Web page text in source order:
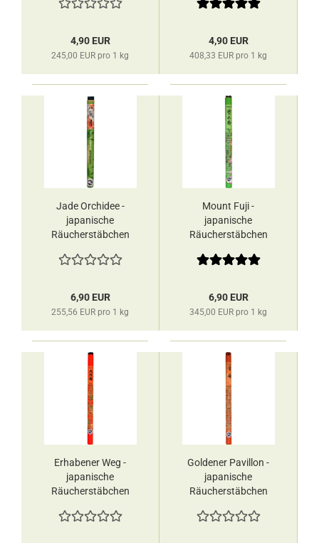
Monde
4,90 EUR
245,00 EUR pro 1 kg
Monde
4,90 EUR
408,33 EUR pro 1 kg
Jade Orchidee -
japanische
Räucherstäbchen
Monde
6,90 EUR
255,56 EUR pro 1 kg
Mount Fuji -
japanische
Räucherstäbchen
Monde
6,90 EUR
345,00 EUR pro 1 kg
Erhabener Weg -
japanische
Räucherstäbchen
Monde
Goldener Pavillon -
japanische
Räucherstäbchen
Monde